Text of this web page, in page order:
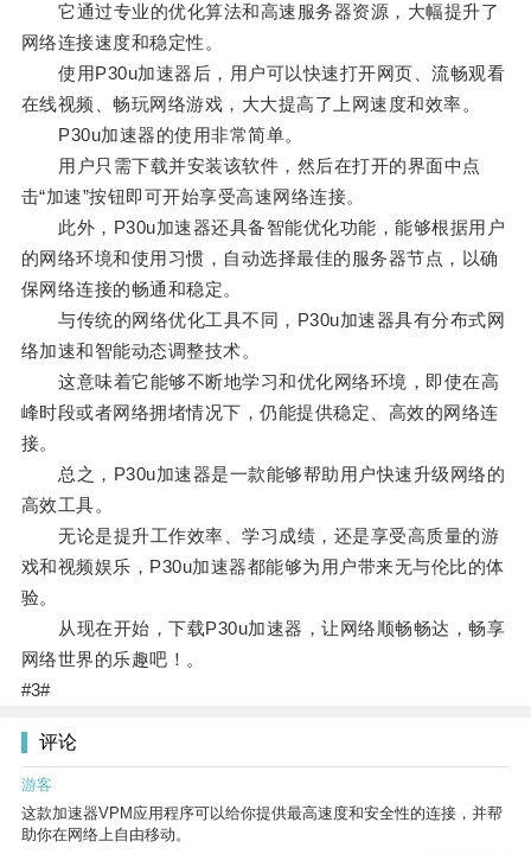
它通过专业的优化算法和高速服务器资源，大幅提升了
网络连接速度和稳定性。
使用P30u加速器后，用户可以快速打开网页、流畅观看
在线视频、畅玩网络游戏，大大提高了上网速度和效率。
P30u加速器的使用非常简单。
用户只需下载并安装该软件，然后在打开的界面中点
击“加速”按钮即可开始享受高速网络连接。
此外，P30u加速器还具备智能优化功能，能够根据用户
的网络环境和使用习惯，自动选择最佳的服务器节点，以确
保网络连接的畅通和稳定。
与传统的网络优化工具不同，P30u加速器具有分布式网
络加速和智能动态调整技术。
这意味着它能够不断地学习和优化网络环境，即使在高
峰时段或者网络拥堵情况下，仍能提供稳定、高效的网络连
接。
总之，P30u加速器是一款能够帮助用户快速升级网络的
高效工具。
无论是提升工作效率、学习成绩，还是享受高质量的游
戏和视频娱乐，P30u加速器都能够为用户带来无与伦比的体
验。
从现在开始，下载P30u加速器，让网络顺畅畅达，畅享
网络世界的乐趣吧！。
#3#
评论
游客
这款加速器VPM应用程序可以给你提供最高速度和安全性的连接，并帮
助你在网络上自由移动。